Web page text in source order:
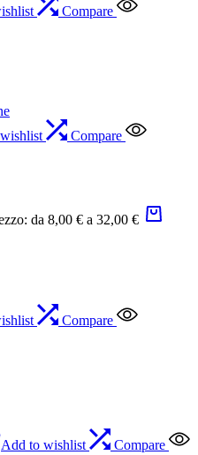
Compare
Compare
da 8,00 € a 32,00 €
Compare
Add to wishlist Compare